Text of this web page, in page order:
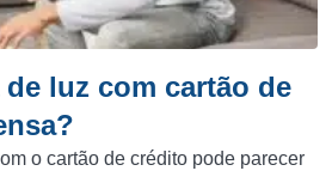
luz com cartão de
o cartão de crédito pode parecer